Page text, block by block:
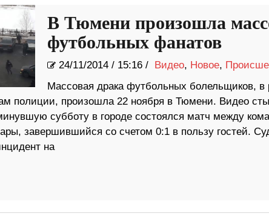
В Тюмени произошла
футбольных фанатов
24/11/2014/ 15:16 / Видео, Новое,
Массовая драка футбольных болельщиков, в
полиции, произошла 22 ноября в Тюмени. Видео
субботу в городе состоялся матч между
завершившийся со счетом 0:1 в пользу гостей.
на